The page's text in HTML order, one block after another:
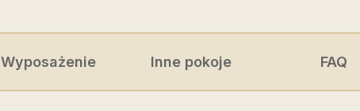
Wyposażenie Inne pokoje FAQ